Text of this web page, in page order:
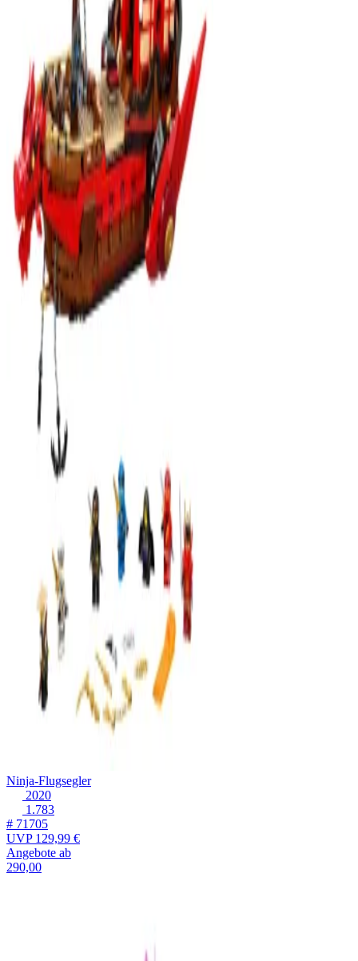
Ninja-Flugsegler
2020
1.783
# 71705
UVP129,99 €
Angebote ab
290,00